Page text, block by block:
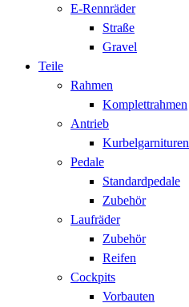
E-Rennräder
Straße
Gravel
Teile
Rahmen
Komplettrahmen
Antrieb
Kurbelgarnituren
Pedale
Standardpedale
Zubehör
Laufräder
Zubehör
Reifen
Cockpits
Vorbauten